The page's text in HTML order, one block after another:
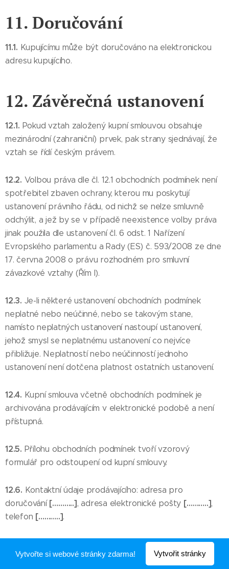
11. Doručování
11.1. Kupujícímu může být doručováno na elektronickou
adresu kupujícího.
12. Závěrečná ustanovení
12.1. Pokud vztah založený kupní smlouvou obsahuje
mezinárodní (zahraniční) prvek, pak strany sjednávají, že
vztah se řídí českým právem.
12.2. Volbou práva dle čl. 12.1 obchodních podmínek není
spotřebitel zbaven ochrany, kterou mu poskytují
ustanovení právního řádu, od nichž se nelze smluvně
odchýlit, a jež by se v případě neexistence volby práva
jinak použila dle ustanovení čl. 6 odst. 1 Nařízení
Evropského parlamentu a Rady (ES) č. 593/2008 ze dne
17. června 2008 o právu rozhodném pro smluvní
závazkové vztahy (Řím I).
12.3. Je-li některé ustanovení obchodních podmínek
neplatné nebo neúčinné, nebo se takovým stane,
namísto neplatných ustanovení nastoupí ustanovení,
jehož smysl se neplatnému ustanovení co nejvíce
přibližuje. Neplatností nebo neúčinností jednoho
ustanovení není dotčena platnost ostatních ustanovení.
12.4. Kupní smlouva včetně obchodních podmínek je
archivována prodávajícím v elektronické podobě a není
přístupná.
12.5. Přílohu obchodních podmínek tvoří vzorový
formulář pro odstoupení od kupní smlouvy.
12.6. Kontaktní údaje prodávajícího: adresa pro
doručování [………..], adresa elektronické pošty [………..],
telefon [………..].
Vytvořte si webové stránky zdarma! Vytvořit stránky